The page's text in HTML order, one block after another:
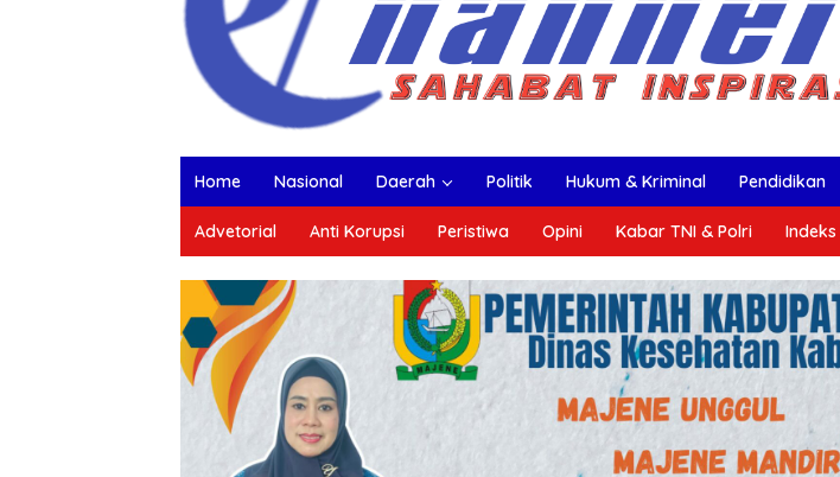
Home Nasional Daerah Politik Hukum & Kriminal Pendidikan
Advetorial Anti Korupsi Peristiwa Opini Kabar TNI & Polri Indeks